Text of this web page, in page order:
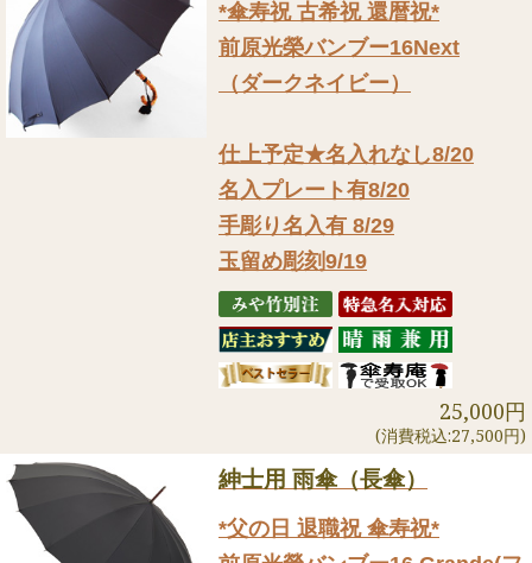
*傘寿祝 古希祝 還暦祝*
前原光榮バンブー16Next
（ダークネイビー）
仕上予定★名入れなし8/20
名入プレート有8/20
手彫り名入有 8/29
玉留め彫刻9/19
25,000円
(消費税込:27,500円)
紳士用 雨傘（長傘）
*父の日 退職祝 傘寿祝*